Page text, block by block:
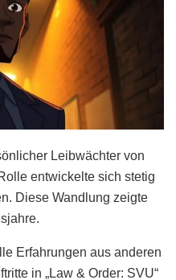
Leibwächter von
entwickelte sich stetig
Diese Wandlung zeigte
Erfahrungen aus anderen
in „Law & Order: SVU“